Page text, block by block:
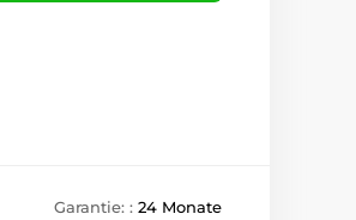
Garantie: : 24 Monate